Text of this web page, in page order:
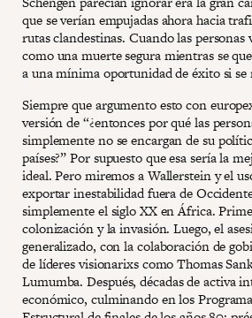
que se verían empujadas ahora hacia
rutas clandestinas. Cuando las personas
como una muerte segura mientras se
a una mínima oportunidad de éxito si se
Siempre que argumento esto con
versión de “¿entonces por qué las
simplemente no se encargan de su
países?” Por supuesto que esa sería la
ideal. Pero miremos a Wallerstein y el
exportar inestabilidad fuera de
simplemente el siglo XX en África.
colonización y la invasión. Luego, el
generalizado, con la colaboración de
de líderes visionarixs como Thomas
Lumumba. Después, décadas de activa
económico, culminando en los